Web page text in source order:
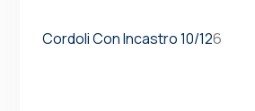
Cordoli Con Incastro 10/126